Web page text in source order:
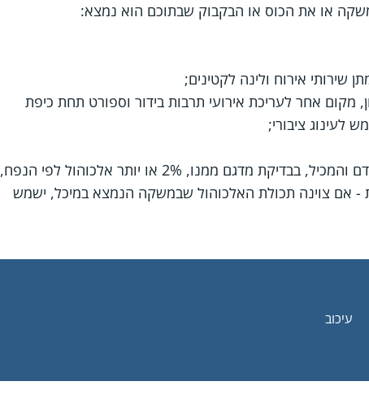
או את הכוס או הבקבוק שבתוכם הוא נמצא:
שירותי אירוח ולינה לקטינים;
מקום אחר לעריכת אירועי תרבות בידור וספורט תחת כיפת
ציבורי;
הוא משקה תוסס או אלכוהולי שנועד לצריכת אדם והמכיל, בבדיקת מדגם ממנו, 2% או יותר אלכוהול לפי הנפח,
- אם צוינה תכולת האלכוהול שבמשקה הנמצא במיכל, ישמש
עיכוב